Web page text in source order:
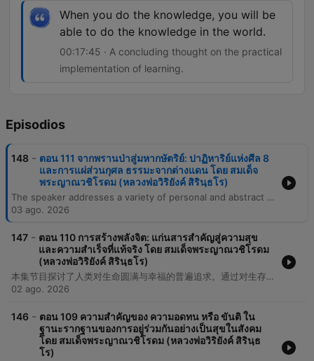
When you do the knowledge, you will be
able to do the knowledge in the world.
00:17:45 · A concluding thought on the practical
implementation of learning.
Episodios
148 - ตอน 111 จากพรานป่าสู่มหากษัตริย์: ปาฏิหาริย์แห่งศีล 8
และการแผ่ส่วนกุศล ธรรมะจากต่างแดน โดย สมเด็จ
พระญาณวชิโรดม (หลวงพ่อวิริยังค์ สิรินฺธโร)
The speaker addresses a variety of personal and abstract themes, beginning with an introduction to a problem related to culture and S.N.R.K. The narrative touches upon experiences involving family, religious figures like priests, and the complexities of financial matters, specifically regarding money that was not considered the best. The discourse moves through reflections on past actions, the necessity of traveling to the city, and the pursuit of knowledge. The episode concludes with a repetitive emphasis on the importance of creating and applying knowledge in the world.
03 ago. 2026
147 - ตอน 110 การสร้างพลังจิต: แก่นสารสำคัญสู่ความสุข
และความสำเร็จที่แท้จริง โดย สมเด็จพระญาณวชิโรดม
(หลวงพ่อวิริยังค์ สิรินฺธโร)
本集节目探讨了人类对生命圆满与幸福的普遍追求。通过对生存欲望、意识状态以及社会责任感的思考，内容涉及了个体在面对现实世界时的心理预期与应对方式。
02 ago. 2026
146 - ตอน 109 ความสำคัญของ ความอดทน หรือ ขันติ ใน
ฐานะรากฐานของการอยู่ร่วมกันอย่างเป็นสุขในสังคม
โดย สมเด็จพระญาณวชิโรดม (หลวงพ่อวิริยังค์ สิรินฺธ
โร)